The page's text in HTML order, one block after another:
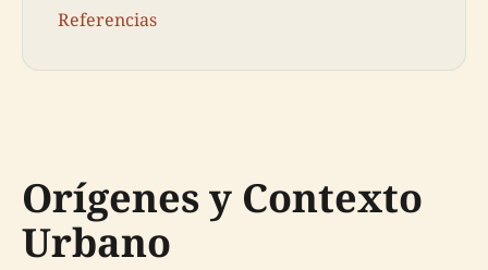
Referencias
Orígenes y Contexto
Urbano